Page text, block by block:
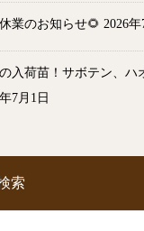
業のお知らせ🌻 2026年
入荷苗！サボテン、ハ
7月1日
索